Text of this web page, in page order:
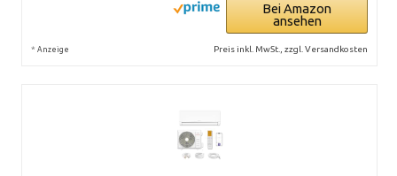
Bei Amazon
ansehen
* Anzeige Preis inkl. MwSt., zzgl. Versandkosten